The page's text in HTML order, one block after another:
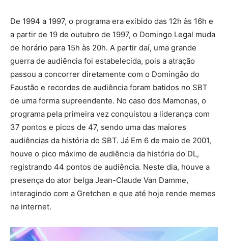
De 1994 a 1997, o programa era exibido das 12h às 16h e
a partir de 19 de outubro de 1997, o Domingo Legal muda
de horário para 15h às 20h. A partir daí, uma grande
guerra de audiência foi estabelecida, pois a atração
passou a concorrer diretamente com o Domingão do
Faustão e recordes de audiência foram batidos no SBT
de uma forma supreendente. No caso dos Mamonas, o
programa pela primeira vez conquistou a liderança com
37 pontos e picos de 47, sendo uma das maiores
audiências da história do SBT. Já Em 6 de maio de 2001,
houve o pico máximo de audiência da história do DL,
registrando 44 pontos de audiência. Neste dia, houve a
presença do ator belga Jean-Claude Van Damme,
interagindo com a Gretchen e que até hoje rende memes
na internet.